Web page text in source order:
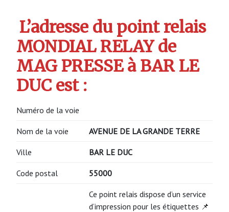
L’adresse du point relais
MONDIAL RELAY de
MAG PRESSE à BAR LE
DUC est :
Numéro de la voie
Nom de la voie AVENUE DE LA GRANDE TERRE
Ville BAR LE DUC
Code postal 55000
Ce point relais dispose d’un service
d’impression pour les étiquettes 📌